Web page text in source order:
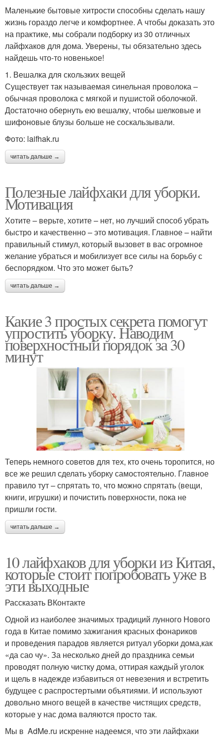
Маленькие бытовые хитрости способны сделать нашу
жизнь гораздо легче и комфортнее. А чтобы доказать это
на практике, мы собрали подборку из 30 отличных
лайфхаков для дома. Уверены, ты обязательно здесь
найдешь что-то новенькое!
1. Вешалка для скользких вещей
Существует так называемая синельная проволока –
обычная проволока с мягкой и пушистой оболочкой.
Достаточно обернуть ею вешалку, чтобы шелковые и
шифоновые блузы больше не соскальзывали.
Фото: laifhak.ru
читать дальше →
Полезные лайфхаки для уборки.
Мотивация
Хотите – верьте, хотите – нет, но лучший способ убрать
быстро и качественно – это мотивация. Главное – найти
правильный стимул, который вызовет в вас огромное
желание убраться и мобилизует все силы на борьбу с
беспорядком. Что это может быть?
читать дальше →
Какие 3 простых секрета помогут
упростить уборку. Наводим
поверхностный порядок за 30
минут
Теперь немного советов для тех, кто очень торопится, но
все же решил сделать уборку самостоятельно. Главное
правило тут – спрятать то, что можно спрятать (вещи,
книги, игрушки) и почистить поверхности, пока не
пришли гости.
читать дальше →
10 лайфхаков для уборки из Китая,
которые стоит попробовать уже в
эти выходные
Рассказать ВКонтакте
Одной из наиболее значимых традиций лунного Нового
года в Китае помимо зажигания красных фонариков
и проведения парадов является ритуал уборки дома,как
«да сао чу». За несколько дней до праздника семьи
проводят полную чистку дома, оттирая каждый уголок
и щель в надежде избавиться от невезения и встретить
будущее с распростертыми объятиями. И используют
довольно много вещей в качестве чистящих средств,
которые у нас дома валяются просто так.
Мы в AdMe.ru искренне надеемся, что эти лайфхаки